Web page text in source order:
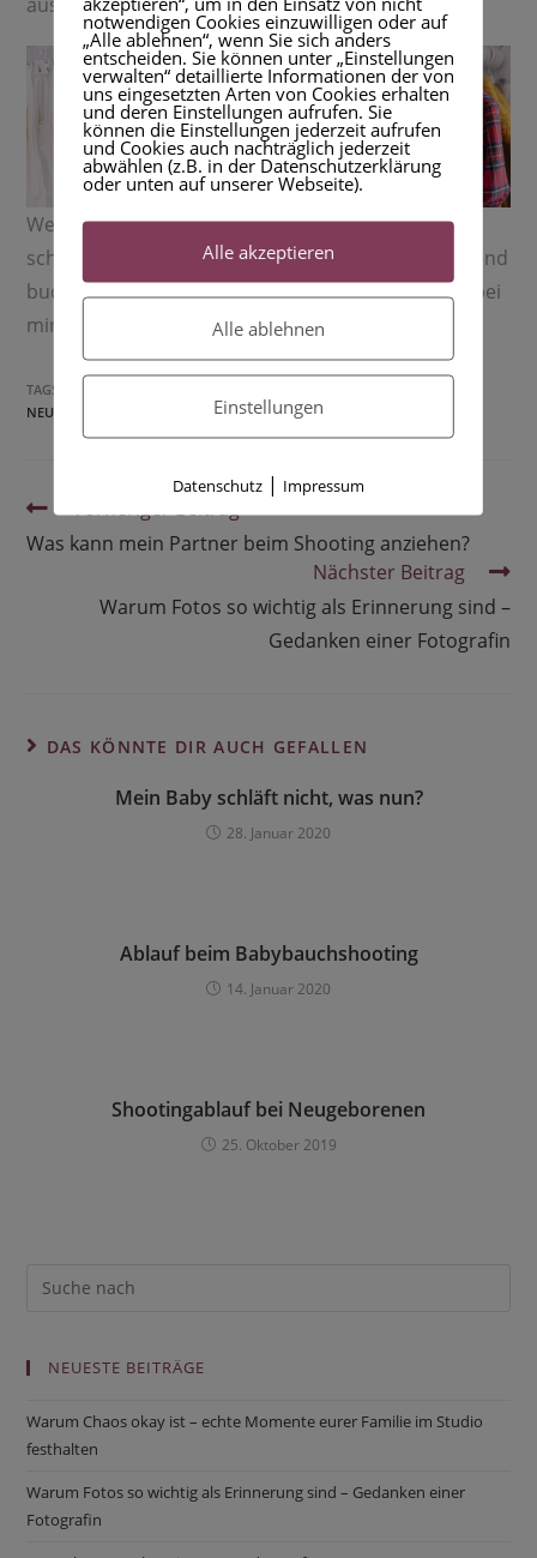
Wenn du die Outfits in „Aktion“ sehen möchtest,
schaue gerne in der GalerieNeugeborene
vorbei und
buche dein Shooting mit deinem kleinen Wunder bei
mir ->
TAGS:
NEUGEBORENENSHOOTING
OUTFITS, STUDIO
Weiterlesen
Vorheriger Beitrag
Was kann mein Partner beim Shooting anziehen?
Nächster Beitrag
Warum Fotos so wichtig als Erinnerung sind –
Gedanken einer Fotografin
DAS KÖNNTE DIR AUCH GEFALLEN
Mein Baby schläft nicht, was nun?
28. Januar 2020
Ablauf beim Babybauchshooting
14. Januar 2020
Shootingablauf bei Neugeborenen
25. Oktober 2019
NEUESTE BEITRÄGE
Warum Chaos okay ist – echte Momente eurer Familie im Studio
festhalten
Warum Fotos so wichtig als Erinnerung sind – Gedanken einer
Fotografin
notwendigen Cookies einzuwilligen oder auf
„Alle ablehnen“, wenn Sie sich anders
entscheiden. Sie können unter „Einstellungen
verwalten“ detaillierte Informationen der von
uns eingesetzten Arten von Cookies erhalten
und deren Einstellungen aufrufen. Sie
können die Einstellungen jederzeit aufrufen
und Cookies auch nachträglich jederzeit
abwählen (z.B. in der Datenschutzerklärung
oder unten auf unserer Webseite).
Alle akzeptieren
Alle ablehnen
Einstellungen
Datenschutz| Impressum